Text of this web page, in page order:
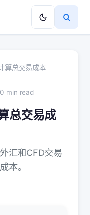
算总交易成本
min read
总交易成
汇和CFD交易
本。